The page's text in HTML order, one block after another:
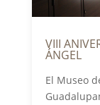
VIII
ÁNGEL
El Museo